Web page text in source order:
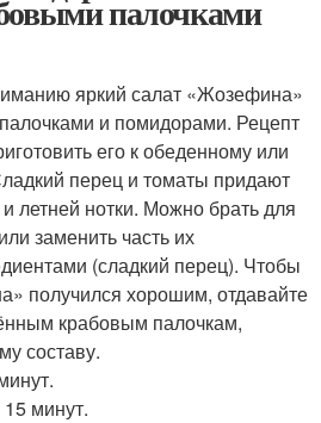
палочками
яркий салат «Жозефина»
и помидорами. Рецепт
его к обеденному или
перец и томаты придают
летней нотки. Можно брать для
заменить часть их
(сладкий перец). Чтобы
получился хорошим, отдавайте
крабовым палочкам,
составу.
минут.